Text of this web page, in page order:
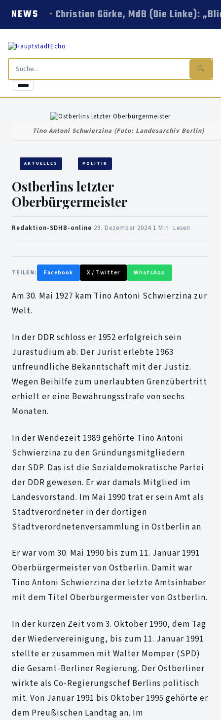
NEWS Christian Görke, MdB (Die Linke):
🔍
Tino Antoni Schwierzina (Foto: Landesarchiv Berlin)
AKTUELLES POLITIK
Ostberlins letzter
Oberbürgermeister
Redaktion-SDHB-online 29. Dezember 2024 1 Min. Lesen
TEILEN: Facebook X / Twitter WhatsApp
Am 30. Mai 1927 kam Tino Antoni Schwierzina zur
Welt.
In der DDR schloss er 1952 erfolgreich sein
Jurastudium ab. Der Jurist erlebte 1963
unfreundliche Bekanntschaft mit der Justiz.
Wegen Beihilfe zum unerlaubten Grenzübertritt
erhielt er eine Bewährungsstrafe von sechs
Monaten.
In der Wendezeit 1989 gehörte Tino Antoni
Schwierzina zu den Gründungsmitgliedern
der SDP. Das ist die Sozialdemokratische Partei
der DDR gewesen. Er war damals Mitglied im
Landesvorstand. Im Mai 1990 trat er sein Amt als
Stadtverordneter in der dortigen
Stadtverordnetenversammlung in Ostberlin an.
Er war vom 30. Mai 1990 bis zum 11. Januar 1991
Oberbürgermeister von Ostberlin. Damit war
Tino Antoni Schwierzina der letzte Amtsinhaber
mit dem Titel Oberbürgermeister von Ostberlin.
In der kurzen Zeit vom 3. Oktober 1990, dem Tag
der Wiedervereinigung, bis zum 11. Januar 1991
stellte er zusammen mit Walter Momper (SPD)
die Gesamt-Berliner Regierung. Der Ostberliner
wirkte als Co-Regierungschef Berlins politisch
mit. Von Januar 1991 bis Oktober 1995 gehörte er
dem Preußischen Landtag an. Im